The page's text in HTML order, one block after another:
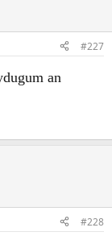
#227
an
#228